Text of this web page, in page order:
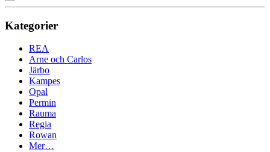
Kategorier
REA
Arne och Carlos
Järbo
Kampes
Opal
Permin
Rauma
Regia
Rowan
Mer…